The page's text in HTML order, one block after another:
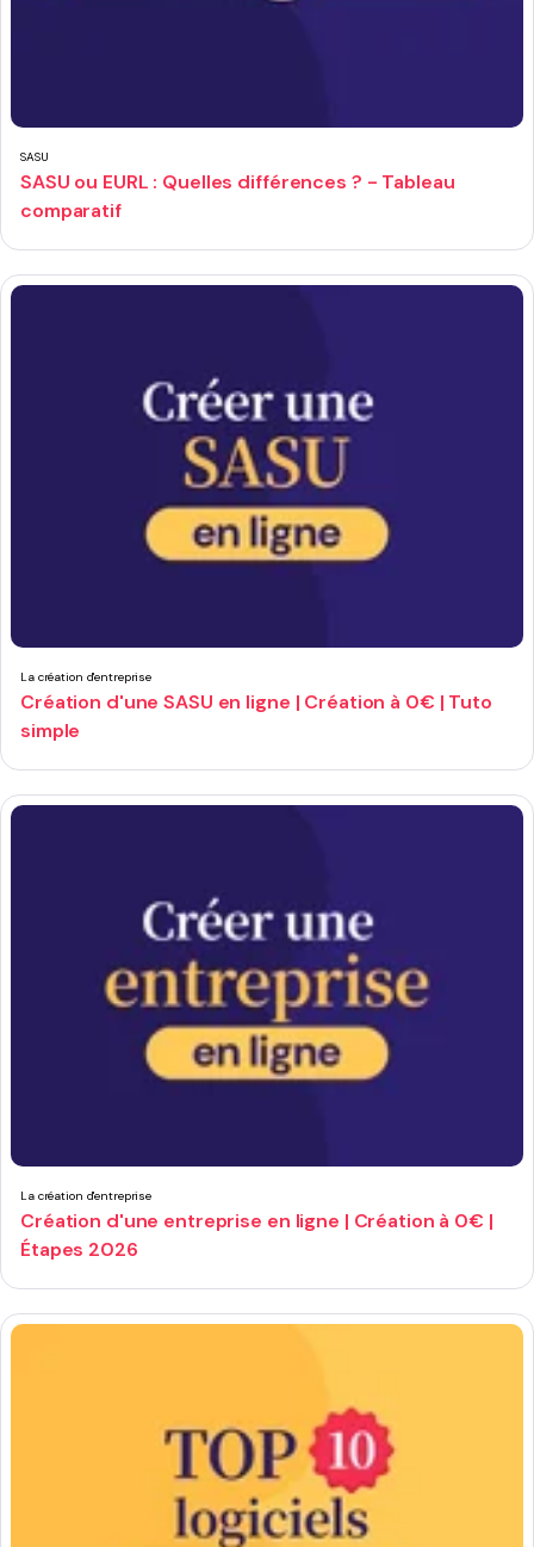
SASU
SASU ou EURL : Quelles différences ? - Tableau
comparatif
La création d'entreprise
Création d'une SASU en ligne | Création à 0€ | Tuto
simple
La création d'entreprise
Création d'une entreprise en ligne | Création à 0€ |
Étapes 2026